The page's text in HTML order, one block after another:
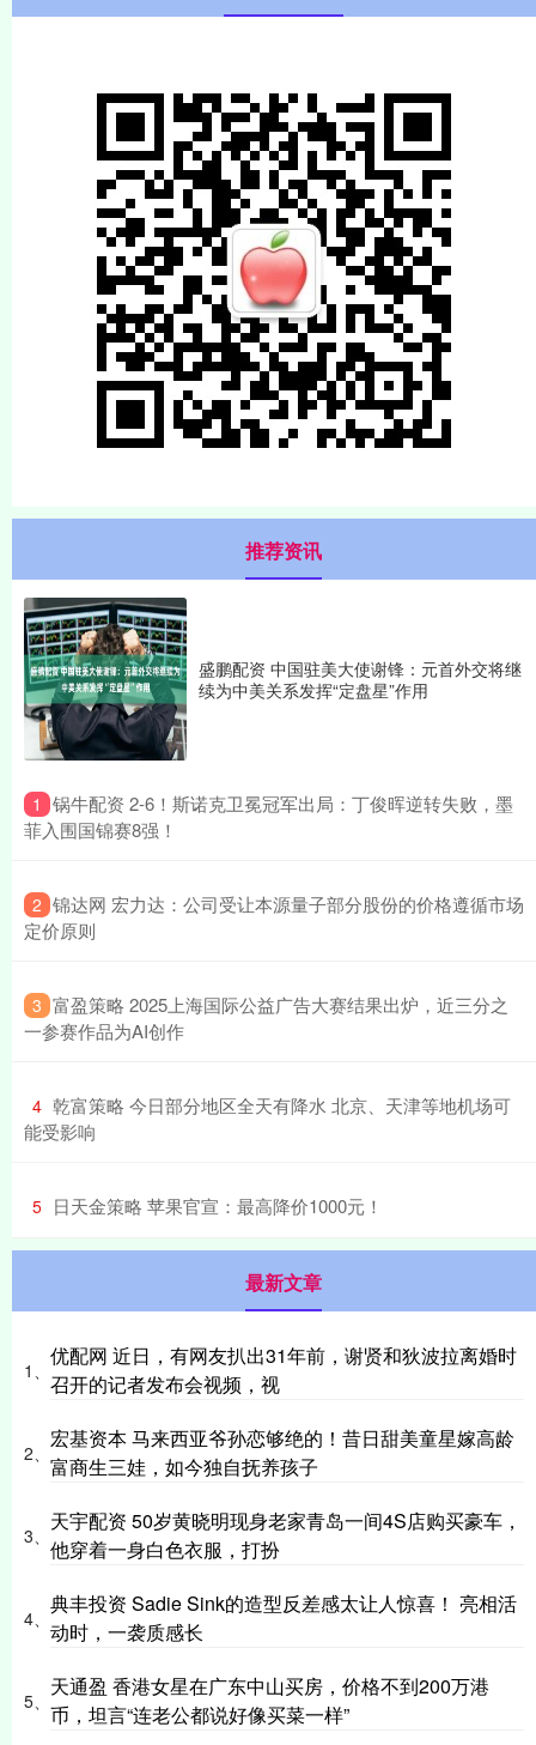
推荐资讯
盛鹏配资 中国驻美大使谢锋：元首外交将继
续为中美关系发挥“定盘星”作用
1 ​锅牛配资 2-6！斯诺克卫冕冠军出局：丁俊晖逆转失败，墨
菲入围国锦赛8强！
2 ​锦达网 宏力达：公司受让本源量子部分股份的价格遵循市场
定价原则
3 ​富盈策略 2025上海国际公益广告大赛结果出炉，近三分之
一参赛作品为AI创作
4 ​乾富策略 今日部分地区全天有降水 北京、天津等地机场可
能受影响
5 ​日天金策略 苹果官宣：最高降价1000元！
最新文章
1、
优配网 近日，有网友扒出31年前，谢贤和狄波拉离婚时
召开的记者发布会视频，视
2、
宏基资本 马来西亚爷孙恋够绝的！昔日甜美童星嫁高龄
富商生三娃，如今独自抚养孩子
3、
天宇配资 50岁黄晓明现身老家青岛一间4S店购买豪车，
他穿着一身白色衣服，打扮
4、
典丰投资 Sadie Sink的造型反差感太让人惊喜！ 亮相活
动时，一袭质感长
5、
天通盈 香港女星在广东中山买房，价格不到200万港
币，坦言“连老公都说好像买菜一样”